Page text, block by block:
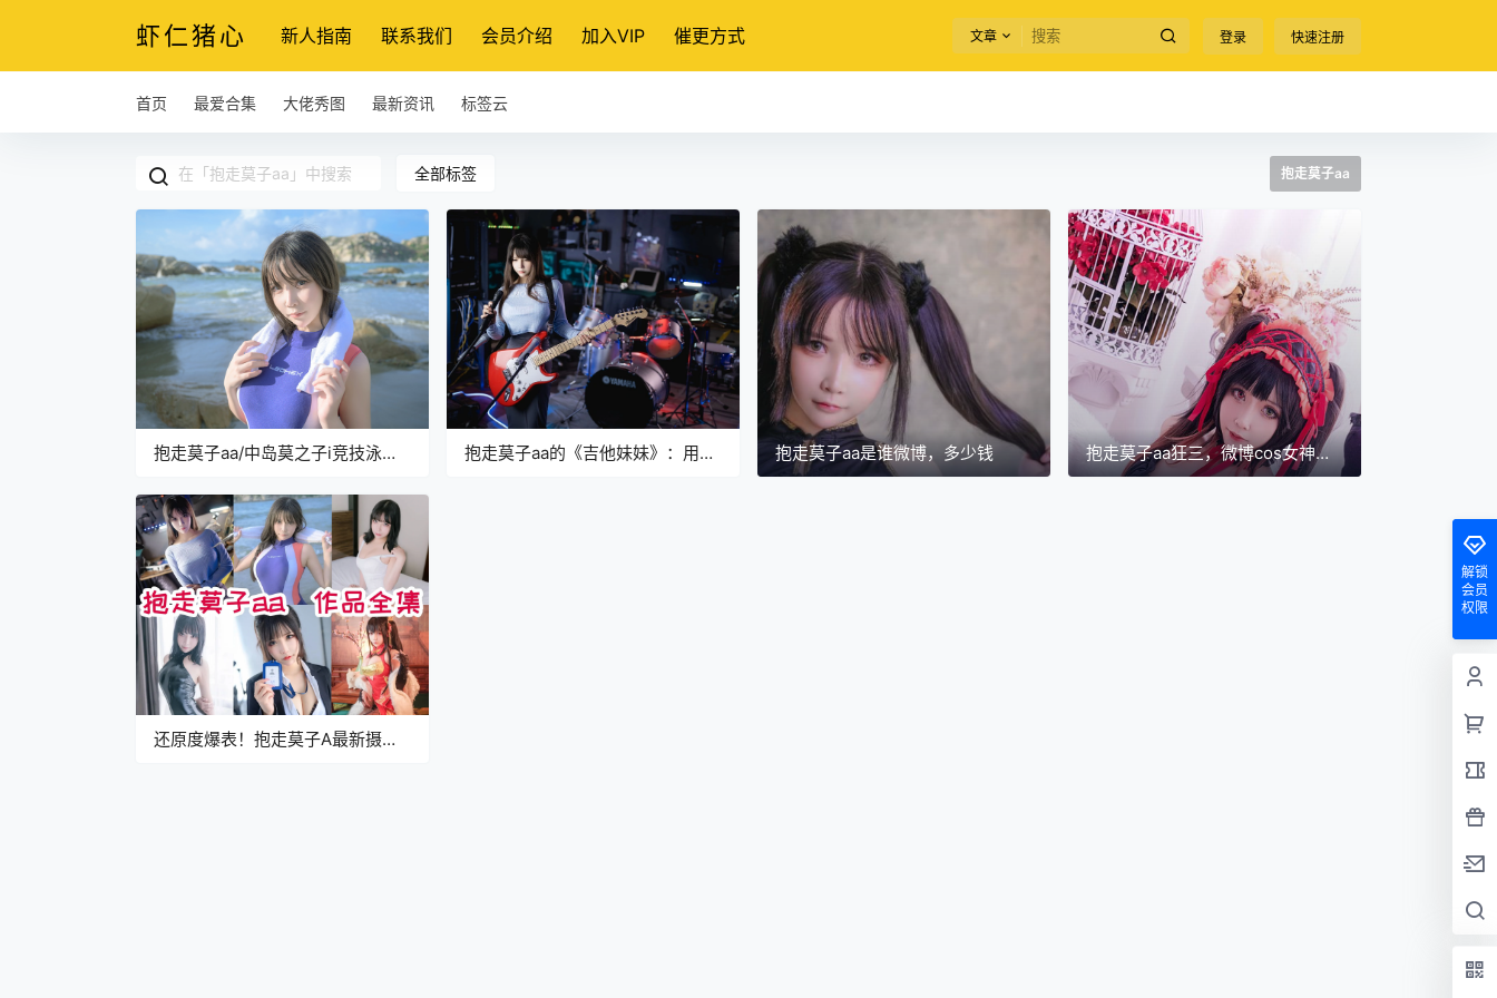
虾仁猪心 新人指南 联系我们 会员介绍 加入VIP 催更方式 文章 登录 快速注册
首页 最爱合集 大佬秀图 最新资讯 标签云
全部标签 抱走莫子aa
抱走莫子aa/中岛莫之子i竞技泳
抱走莫子aa的《吉他妹妹》：用
抱走莫子aa是谁微博，多少钱
抱走莫子aa狂三，微博cos女神最
新cos作品图片包预览
还原度爆表！抱走莫子A最新摄影
解锁
会员
权限